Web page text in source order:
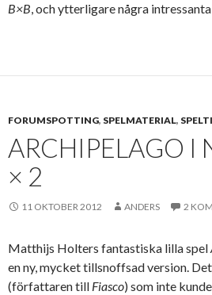
B×B, och ytterligare några
FORUMSPOTTING, SPELMATERIAL,
ARCHIPELAGO I
× 2
11 OKTOBER 2012 ANDERS 2
Matthijs Holters fantastiska lilla spel
en ny, mycket tillsnoffsad version.
(författaren till Fiasco) som inte